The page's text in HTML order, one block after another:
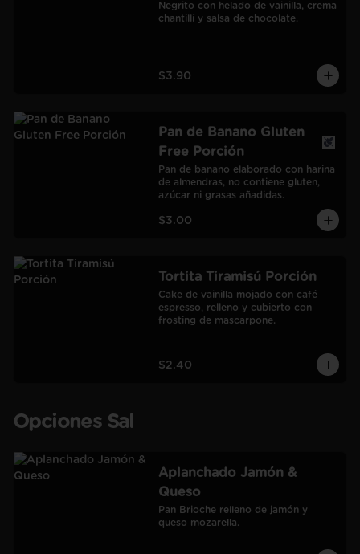
Negrito con helado de vainilla, crema
chantillí y salsa de chocolate.
$3.90
Pan de Banano Gluten
Free Porción
Pan de banano elaborado con harina
de almendras, no contiene gluten,
azúcar ni grasas añadidas.
$3.00
Tortita Tiramisú Porción
Cake de vainilla mojado con café
espresso, relleno y cubierto con
frosting de mascarpone.
$2.40
Opciones Sal
Aplanchado Jamón &
Queso
Pan Brioche relleno de jamón y
queso mozarella.